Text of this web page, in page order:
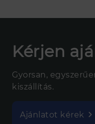
Kérjen
Gyorsan,
kiszállítás.
Ajánlatot kérek